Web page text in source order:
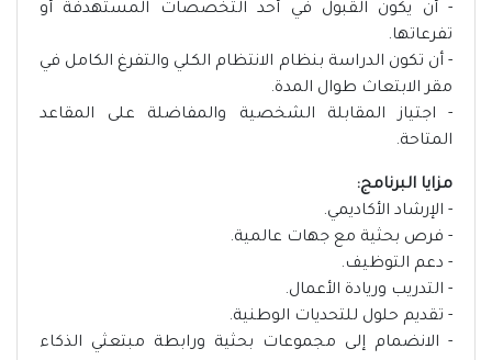
- أن يكون القبول في أحد التخصصات المستهدفة أو
تفرعاتها.
- أن تكون الدراسة بنظام الانتظام الكلي والتفرغ الكامل في
مقر الابتعاث طوال المدة.
- اجتياز المقابلة الشخصية والمفاضلة على المقاعد
المتاحة.
مزايا البرنامج:
- الإرشاد الأكاديمي.
- فرص بحثية مع جهات عالمية.
- دعم التوظيف.
- التدريب وريادة الأعمال.
- تقديم حلول للتحديات الوطنية.
- الانضمام إلى مجموعات بحثية ورابطة مبتعثي الذكاء